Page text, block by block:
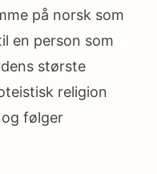
på norsk som
en person som
største
religion
følger